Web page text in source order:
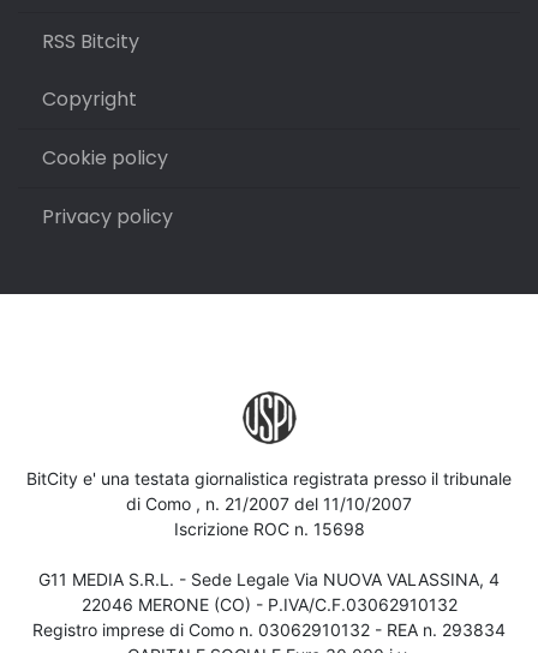
RSS Bitcity
Copyright
Cookie policy
Privacy policy
BitCity e' una testata giornalistica registrata presso il tribunale
di Como , n. 21/2007 del 11/10/2007
Iscrizione ROC n. 15698
G11 MEDIA S.R.L. - Sede Legale Via NUOVA VALASSINA, 4
22046 MERONE (CO) - P.IVA/C.F.03062910132
Registro imprese di Como n. 03062910132 - REA n. 293834